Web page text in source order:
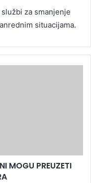
za smanjenje
situacijama.
MOGU PREUZETI